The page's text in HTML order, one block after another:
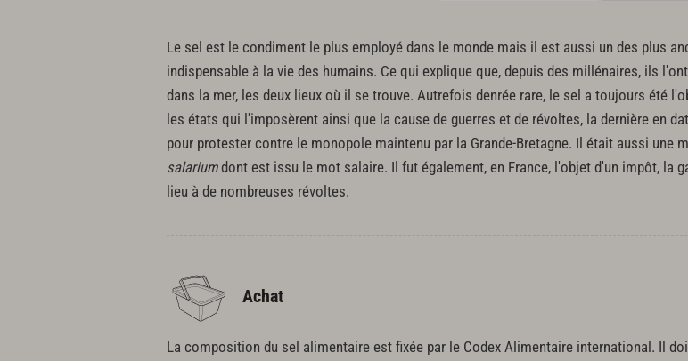
Le sel est le condiment le plus employé dans le monde mais il est aussi un des plus
indispensable à la vie des humains. Ce qui explique que, depuis des millénaires, ils
dans la mer, les deux lieux où il se trouve. Autrefois denrée rare, le sel a toujours été
les états qui l'imposèrent ainsi que la cause de guerres et de révoltes, la dernière en
pour protester contre le monopole maintenu par la Grande-Bretagne. Il était aussi une
salariumdont est issu le mot salaire. Il fut également, en France, l'objet d'un impôt, la
lieu à de nombreuses révoltes.
Achat
La composition du sel alimentaire est fixée par le Codex Alimentaire international. Il